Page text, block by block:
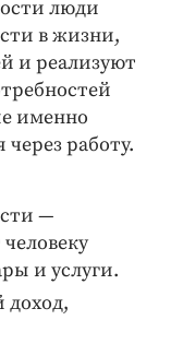
люди
в жизни,
и реализуют
именно
работу.
—
и услуги.
доход,